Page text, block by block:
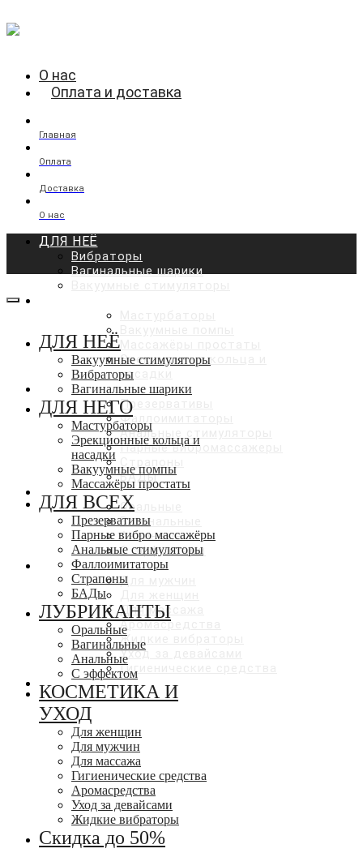
О нас
Оплата и доставка
Главная
Оплата
Доставка
О нас
ДЛЯ НЕЁ
Вибраторы
Вагинальные шарики
Эрекционные кольца и
насадки
ДЛЯ ВСЕХ
Презервативы
Фаллоимитаторы
Анальные стимуляторы
Парные вибромассажеры
БАДы
ЛУБРИКАНТЫ
Оральные
Вагинальные
Анальные
С эффектами
КОСМЕТИКА И УХОД
Для мужчин
Для массажа
Аромасредства
Жидкие вибраторы
Уход за девайсами
Гигиенические средства
СКИДКИ ДО 50%
ДЛЯ НЕЁ
Вакуумные стимуляторы
Вибраторы
Вагинальные шарики
ДЛЯ НЕГО
Мастурбаторы
Эрекционные кольца и
насадки
Вакуумные помпы
Массажёры простаты
ДЛЯ ВСЕХ
Презервативы
Парные вибро массажёры
Анальные стимуляторы
Фаллоимитаторы
Страпоны
БАДы
ЛУБРИКАНТЫ
Оральные
Вагинальные
Анальные
С эффектом
КОСМЕТИКА И
УХОД
Для женщин
Для мужчин
Для массажа
Гигиенические средства
Аромасредства
Уход за девайсами
Жидкие вибраторы
Скидка до 50%